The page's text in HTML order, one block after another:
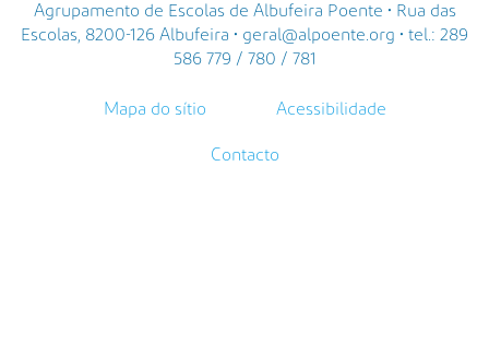
Agrupamento de Escolas de Albufeira Poente • Rua das
Escolas, 8200-126 Albufeira • geral@alpoente.org • tel.: 289
586 779 / 780 / 781
Mapa do sítio Acessibilidade
Contacto